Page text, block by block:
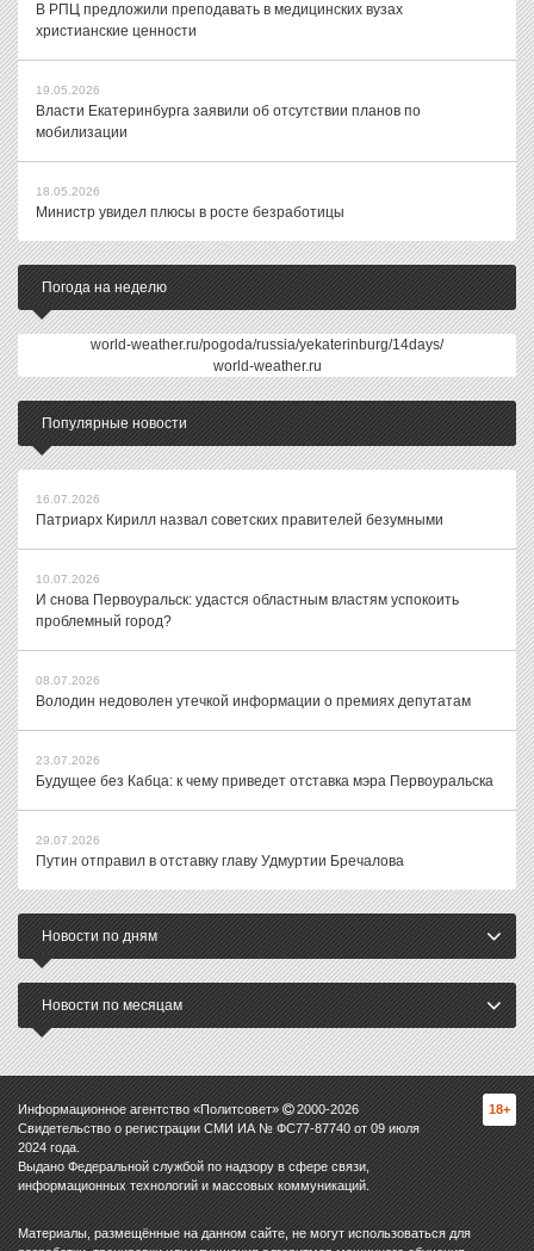
В РПЦ предложили преподавать в медицинских вузах
христианские ценности
19.05.2026
Власти Екатеринбурга заявили об отсутствии планов по
мобилизации
18.05.2026
Министр увидел плюсы в росте безработицы
Погода на неделю
world-weather.ru/pogoda/russia/yekaterinburg/14days/
world-weather.ru
Популярные новости
16.07.2026
Патриарх Кирилл назвал советских правителей безумными
10.07.2026
И снова Первоуральск: удастся областным властям успокоить
проблемный город?
08.07.2026
Володин недоволен утечкой информации о премиях депутатам
23.07.2026
Будущее без Кабца: к чему приведет отставка мэра Первоуральска
29.07.2026
Путин отправил в отставку главу Удмуртии Бречалова
Новости по дням
Новости по месяцам
Информационное агентство «Политсовет» 2000-2026
Свидетельство о регистрации СМИ ИА № ФС77-87740 от 09 июля
2024 года.
Выдано Федеральной службой по надзору в сфере связи,
информационных технологий и массовых коммуникаций.
18+
Материалы, размещённые на данном сайте, не могут использоваться для